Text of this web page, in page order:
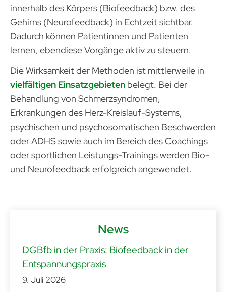
innerhalb des Körpers (Biofeedback) bzw. des
Gehirns (Neurofeedback) in Echtzeit sichtbar.
Dadurch können Patientinnen und Patienten
lernen, ebendiese Vorgänge aktiv zu steuern.
Die Wirksamkeit der Methoden ist mittlerweile in
vielfältigen Einsatzgebietenbelegt. Bei der
Behandlung von Schmerzsyndromen,
Erkrankungen des Herz-Kreislauf-Systems,
psychischen und psychosomatischen Beschwerden
oder ADHS sowie auch im Bereich des Coachings
oder sportlichen Leistungs-Trainings werden Bio-
und Neurofeedback erfolgreich angewendet.
News
DGBfb in der Praxis: Biofeedback in der
Entspannungspraxis
9. Juli 2026